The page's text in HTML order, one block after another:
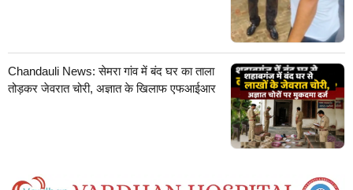
Chandauli News: सेमरा गांव में बंद घर का ताला
तोड़कर जेवरात चोरी, अज्ञात के खिलाफ एफआईआर